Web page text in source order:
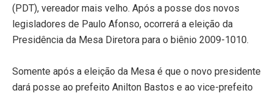
(PDT), vereador mais velho. Após a posse dos novos
legisladores de Paulo Afonso, ocorrerá a eleição da
Presidência da Mesa Diretora para o biênio 2009-1010.
Somente após a eleição da Mesa é que o novo presidente
dará posse ao prefeito Anilton Bastos e ao vice-prefeito